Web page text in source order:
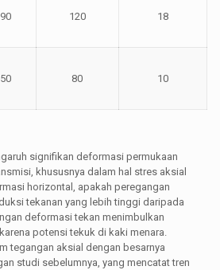
120 18
80 10
signifikan deformasi permukaan
khususnya dalam hal stres aksial
horizontal, apakah peregangan
tekanan yang lebih tinggi daripada
deformasi tekan menimbulkan
potensi tekuk di kaki menara.
tegangan aksial dengan besarnya
studi sebelumnya, yang mencatat tren